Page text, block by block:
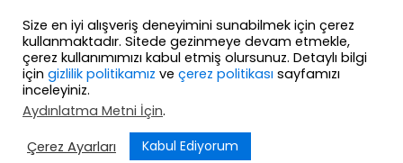
Çalışma Günleri/Saatleri:7/24
Aradığınız bütün UĞUR modelleri burada!
Size en iyi alışveriş deneyimini sunabilmek için çerez
kullanmaktadır. Sitede gezinmeye devam etmekle,
çerez kullanımımızı kabul etmiş olursunuz. Detaylı bilgi
için gizlilik politikamız ve çerez politikası sayfamızı
inceleyiniz.
Aydınlatma Metni İçin.
Çerez Ayarları
Kabul Ediyorum